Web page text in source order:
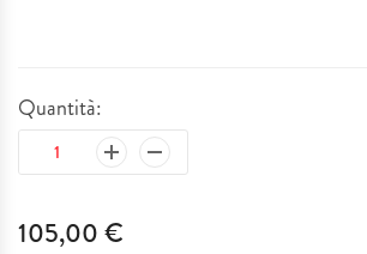
Quantità:
105,00 €